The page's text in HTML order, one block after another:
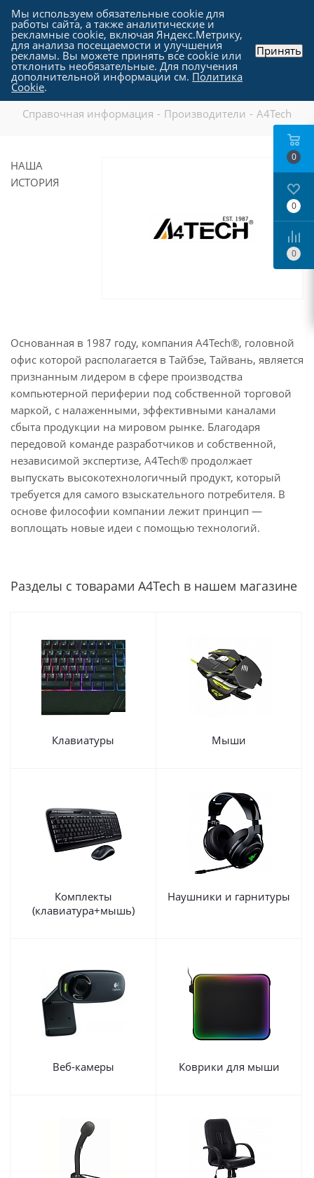
A4Tech
Справочная информация - Производители - A4Tech
НАША
ИСТОРИЯ
Основанная в 1987 году, компания A4Tech®, головной
офис которой располагается в Тайбэе, Тайвань, является
признанным лидером в сфере производства
компьютерной периферии под собственной торговой
маркой, с налаженными, эффективными каналами
сбыта продукции на мировом рынке. Благодаря
передовой команде разработчиков и собственной,
независимой экспертизе, A4Tech® продолжает
выпускать высокотехнологичный продукт, который
требуется для самого взыскательного потребителя. В
основе философии компании лежит принцип —
воплощать новые идеи с помощью технологий.
Разделы с товарами A4Tech в нашем магазине
Клавиатуры Мыши
Комплекты
(клавиатура+мышь)
Наушники и гарнитуры
Веб-камеры Коврики для мыши
0
0
0
Мы используем обязательные cookie для
работы сайта, а также аналитические и
рекламные cookie, включая Яндекс.Метрику,
для анализа посещаемости и улучшения
рекламы. Вы можете принять все cookie или
отклонить необязательные. Для получения
дополнительной информации см. Политика
Cookie.
Принять